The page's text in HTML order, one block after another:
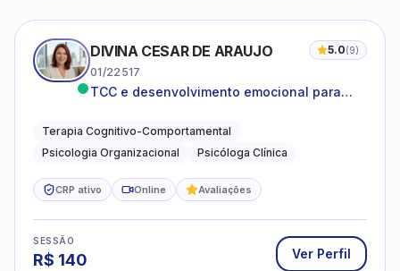
DIVINA CESAR DE ARAUJO 5.0(9)
01/22517
TCC e desenvolvimento emocional para
Terapia Cognitivo-Comportamental
Psicologia Organizacional
Psicóloga Clínica
CRP ativo Online Avaliações
SESSÃO
R$ 140 Ver Perfil